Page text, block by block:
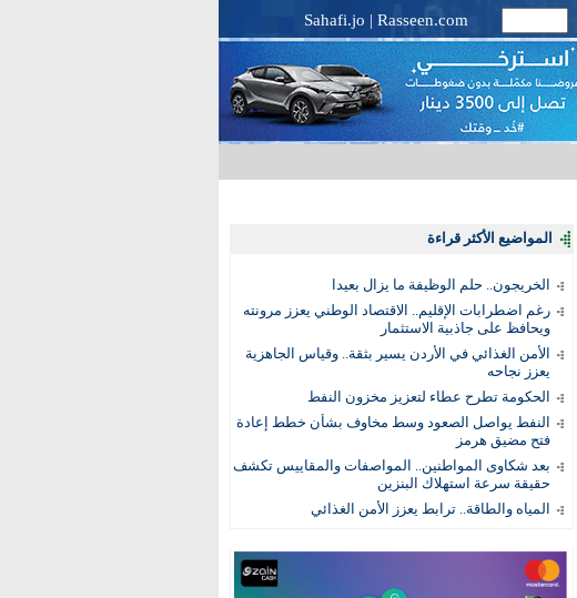
Sahafi.jo | Rasseen.com
المواضيع الأكثر قراءة
الخريجون.. حلم الوظيفة ما يزال بعيدا
رغم اضطرابات الإقليم.. الاقتصاد الوطني يعزز مرونته
ويحافظ على جاذبية الاستثمار
الأمن الغذائي في الأردن يسير بثقة.. وقياس الجاهزية
يعزز نجاحه
الحكومة تطرح عطاء لتعزيز مخزون النفط
النفط يواصل الصعود وسط مخاوف بشأن خطط إعادة
فتح مضيق هرمز
بعد شكاوى المواطنين.. المواصفات والمقاييس تكشف
حقيقة سرعة استهلاك البنزين
المياه والطاقة.. ترابط يعزز الأمن الغذائي